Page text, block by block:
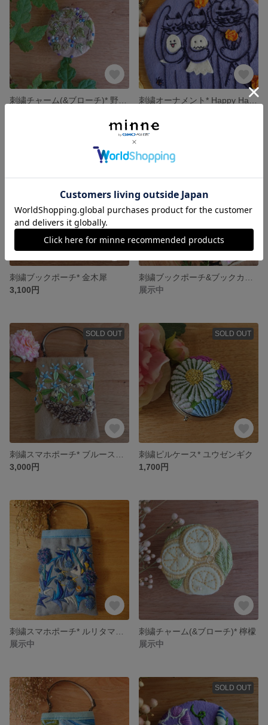
刺繍オーナメント* Happy Halloween
SOLD OUT
刺繍ブックポーチ* 金木犀
3,100円
展示中
SOLD OUT
3,000円
SOLD OUT
刺繍ピルケース* ユウゼンギク
1,700円
展示中
刺繍チャーム(&ブローチ)* 檸檬
展示中
SOLD OUT